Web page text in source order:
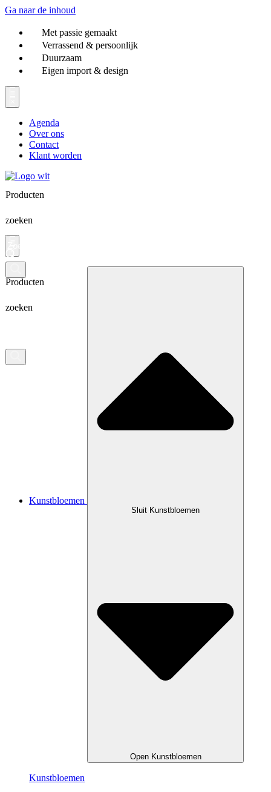
Ga naar de inhoud
Met passie gemaakt
Verrassend & persoonlijk
Duurzaam
Eigen import & design
Agenda
Over ons
Contact
Klant worden
Producten
zoeken
Producten
zoeken
Kunstbloemen
Sluit Kunstbloemen
Open Kunstbloemen
Kunstbloemen